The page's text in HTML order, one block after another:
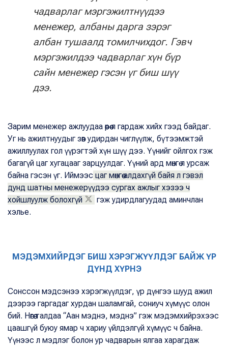
чадварлаг мэргэжилтнүүдээ
менежер, албаны дарга зэрэг
албан тушаалд томилчихдог. Гэвч
мэргэжилдээ чадварлаг хүн бүр
сайн менежер гэсэн үг биш шүү
дээ.
Зарим менежер ажлуудаа өөрөө л гардаж хийх гээд байдаг.
Уг нь ажилтнуудыг зөв удирдан чиглүүлж, бүтээмжтэй
ажиллуулах гол үүрэгтэй хүн шүү дээ. Үүнийг ойлгох гэж
багагүй цаг хугацааг зарцуулдаг. Үүний ард мөнгө л урсаж
байна гэсэн үг. Иймээс цаг мөнгөө алдахгүй байя л гэвэл
дунд шатны менежерүүдээ сургах ажлыг хэзээ ч
хойшлуулж болохгүй
гэж удирдлагуудад аминчлан
хэлье.
МЭДЭМХИЙРДЭГ БИШ ХЭРЭГЖҮҮЛДЭГ БАЙЖ ҮР
ДҮНД ХҮРНЭ
Сонссон мэдсэнээ хэрэгжүүлдэг, үр дүнгээ шууд ажил
дээрээ гаргадаг хурдан шаламгай, сониуч хүмүүс олон
бий. Нөгөө талдаа “Аан мэднэ, мэднэ” гэж мэдэмхийрэхээс
цаашгүй буюу ямар ч хариу үйлдэлгүй хүмүүс ч байна.
Үүнээс л мэдлэг болон ур чадварын ялгаа харагдаж